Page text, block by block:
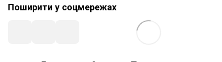
Поширити у соцмережах